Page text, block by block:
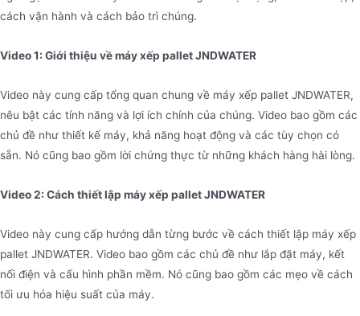
cách vận hành và cách bảo trì chúng.
Video 1: Giới thiệu về máy xếp pallet JNDWATER
Video này cung cấp tổng quan chung về máy xếp pallet JNDWATER,
nêu bật các tính năng và lợi ích chính của chúng. Video bao gồm các
chủ đề như thiết kế máy, khả năng hoạt động và các tùy chọn có
sẵn. Nó cũng bao gồm lời chứng thực từ những khách hàng hài lòng.
Video 2: Cách thiết lập máy xếp pallet JNDWATER
Video này cung cấp hướng dẫn từng bước về cách thiết lập máy xếp
pallet JNDWATER. Video bao gồm các chủ đề như lắp đặt máy, kết
nối điện và cấu hình phần mềm. Nó cũng bao gồm các mẹo về cách
tối ưu hóa hiệu suất của máy.